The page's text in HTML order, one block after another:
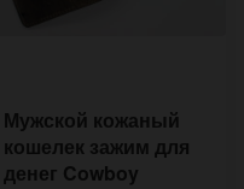
Мужской кожаный
кошелек зажим для
денег Cowboy